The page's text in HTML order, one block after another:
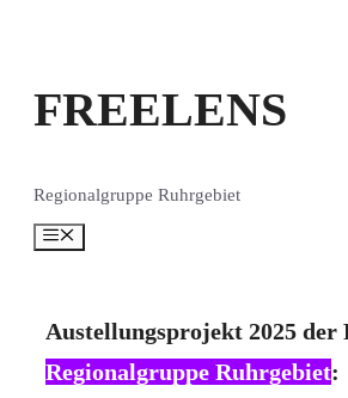
FREELENS
Regionalgruppe Ruhrgebiet
Menü
Austellungsprojekt 2025 der
Regionalgruppe Ruhrgebiet: